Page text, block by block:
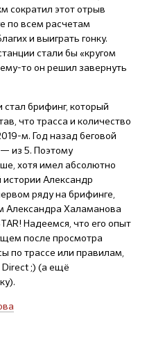
сократил этот отрыв
по всем расчетам
и выиграть гонку.
стали бы «кругом
то он решил завернуть
брифинг, который
что трасса и количество
м. Год назад беговой
— из 5. Поэтому
хотя имел абсолютно
Александр
ряду на брифинге,
Александра Халаманова
Надеемся, что его опыт
после просмотра
по трассе или правилам,
;) (а ещё